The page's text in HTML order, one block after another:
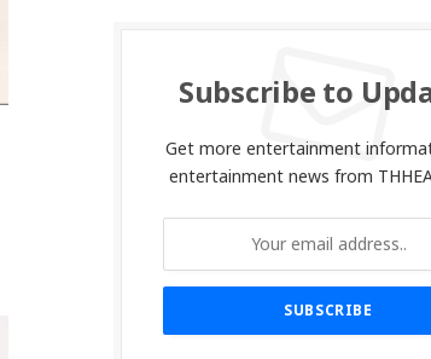
Subscribe to
Get more entertainment
entertainment news from